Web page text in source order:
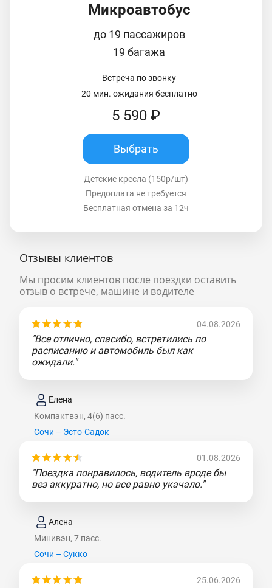
Микроавтобус
до 19 пассажиров
19 багажа
Встреча по звонку
20 мин. ожидания бесплатно
5 590 ₽
Выбрать
Детские кресла (150р/шт)
Предоплата не требуется
Бесплатная отмена за 12ч
Отзывы клиентов
Мы просим клиентов после поездки оставить
отзыв о встрече, машине и водителе
04.08.2026
"Все отлично, спасибо, встретились по
расписанию и автомобиль был как
ожидали."
Елена
Компактвэн, 4(6) пасс.
Сочи – Эсто-Садок
01.08.2026
"Поездка понравилось, водитель вроде бы
вез аккуратно, но все равно укачало."
Алена
Минивэн, 7 пасс.
Сочи – Сукко
25.06.2026